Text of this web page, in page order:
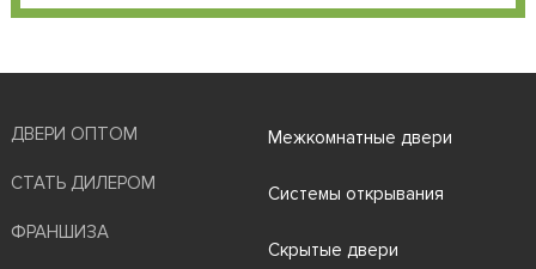
ДВЕРИ ОПТОМ
СТАТЬ ДИЛЕРОМ
ФРАНШИЗА
Межкомнатные двери
Системы открывания
Скрытые двери